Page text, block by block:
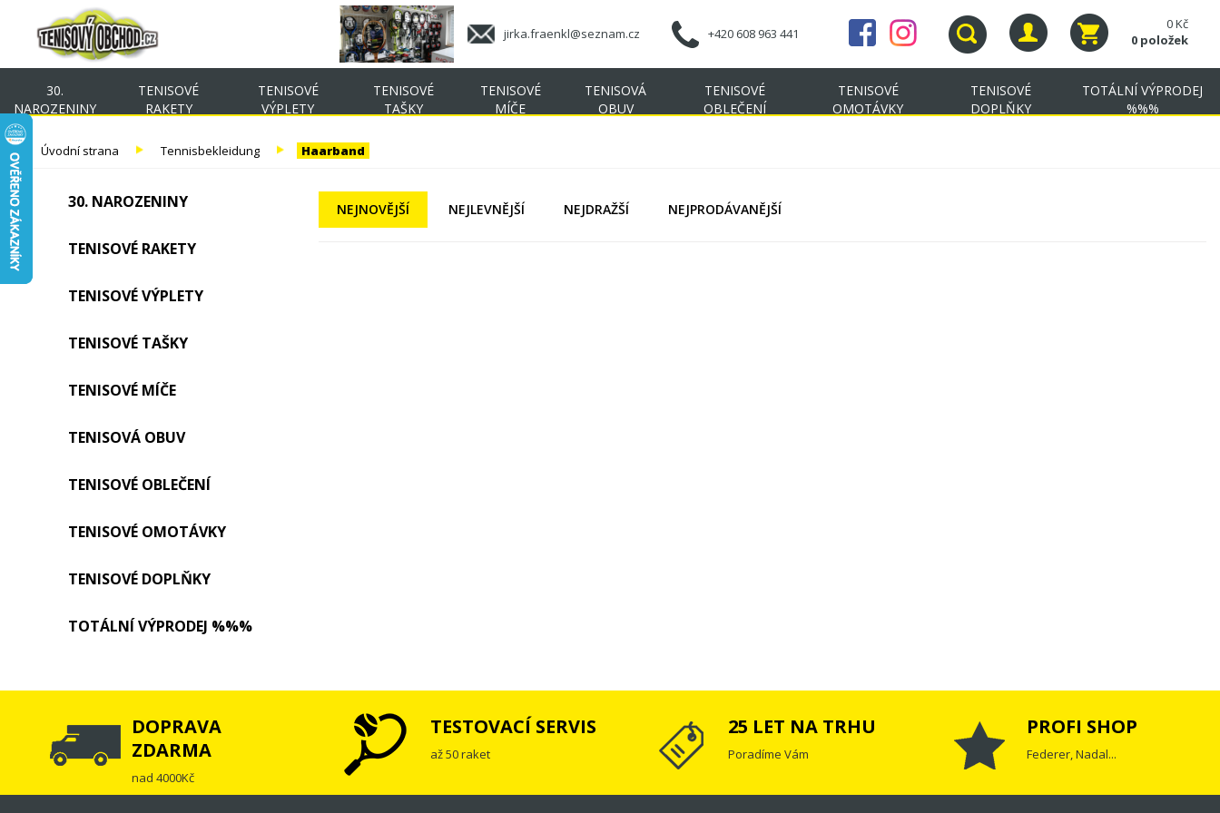
jirka.fraenkl@seznam.cz +420 608 963 441
0 Kč
0 položek
30.
NAROZENINY
TENISOVÉ
RAKETY
TENISOVÉ
VÝPLETY
TENISOVÉ
TAŠKY
TENISOVÉ
MÍČE
TENISOVÁ
OBUV
TENISOVÉ
OBLEČENÍ
TENISOVÉ
OMOTÁVKY
TENISOVÉ
DOPLŇKY
TOTÁLNÍ VÝPRODEJ
%%%
Úvodní strana Tennisbekleidung Haarband
30. NAROZENINY
TENISOVÉ RAKETY
TENISOVÉ VÝPLETY
TENISOVÉ TAŠKY
TENISOVÉ MÍČE
TENISOVÁ OBUV
TENISOVÉ OBLEČENÍ
TENISOVÉ OMOTÁVKY
TENISOVÉ DOPLŇKY
TOTÁLNÍ VÝPRODEJ %%%
NEJNOVĚJŠÍ NEJLEVNĚJŠÍ NEJDRAŽŠÍ NEJPRODÁVANĚJŠÍ
DOPRAVA
ZDARMA
nad 4000Kč
TESTOVACÍ SERVIS
až 50 raket
25 LET NA TRHU
Poradíme Vám
PROFI SHOP
Federer, Nadal...